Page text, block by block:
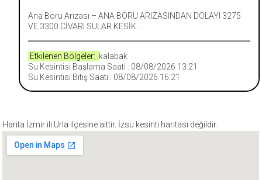
Ana Boru Arızası – ANA BORU ARIZASINDAN DOLAYI 3275
VE 3300 CİVARI SULAR KESİK…
Etkilenen Bölgeler: kalabak
Su Kesintisi Başlama Saati : 08/08/2026 13:21
Su Kesintisi Bitiş Saati : 08/08/2026 16:21
Harita İzmir ili Urla ilçesine aittir. İzsu kesinti haritası değildir.